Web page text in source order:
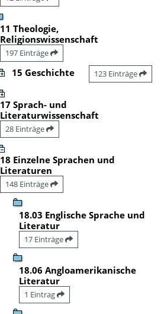
11 Theologie,
Religionswissenschaft
197 Einträge
15 Geschichte 123 Einträge
17 Sprach- und
Literaturwissenschaft
28 Einträge
18 Einzelne Sprachen und
Literaturen
148 Einträge
18.03 Englische Sprache und
Literatur
17 Einträge
18.06 Angloamerikanische
Literatur
1 Eintrag